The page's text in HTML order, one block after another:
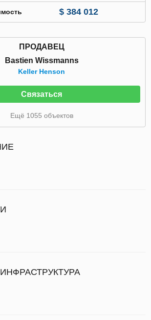
$ 384 012
ПРОДАВЕЦ
Bastien Wissmanns
Keller Henson
Связаться
Ещё 1055 объектов